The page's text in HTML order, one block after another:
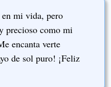
en mi vida, pero
precioso como mi
encanta verte
de sol puro! ¡Feliz